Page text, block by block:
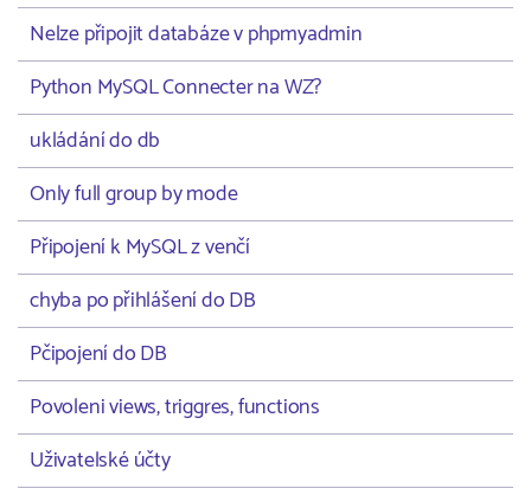
Nelze připojit databáze v phpmyadmin
Python MySQL Connecter na WZ?
ukládání do db
Only full group by mode
Připojení k MySQL z venčí
chyba po přihlášení do DB
Pčipojení do DB
Povoleni views, triggres, functions
Uživatelské účty